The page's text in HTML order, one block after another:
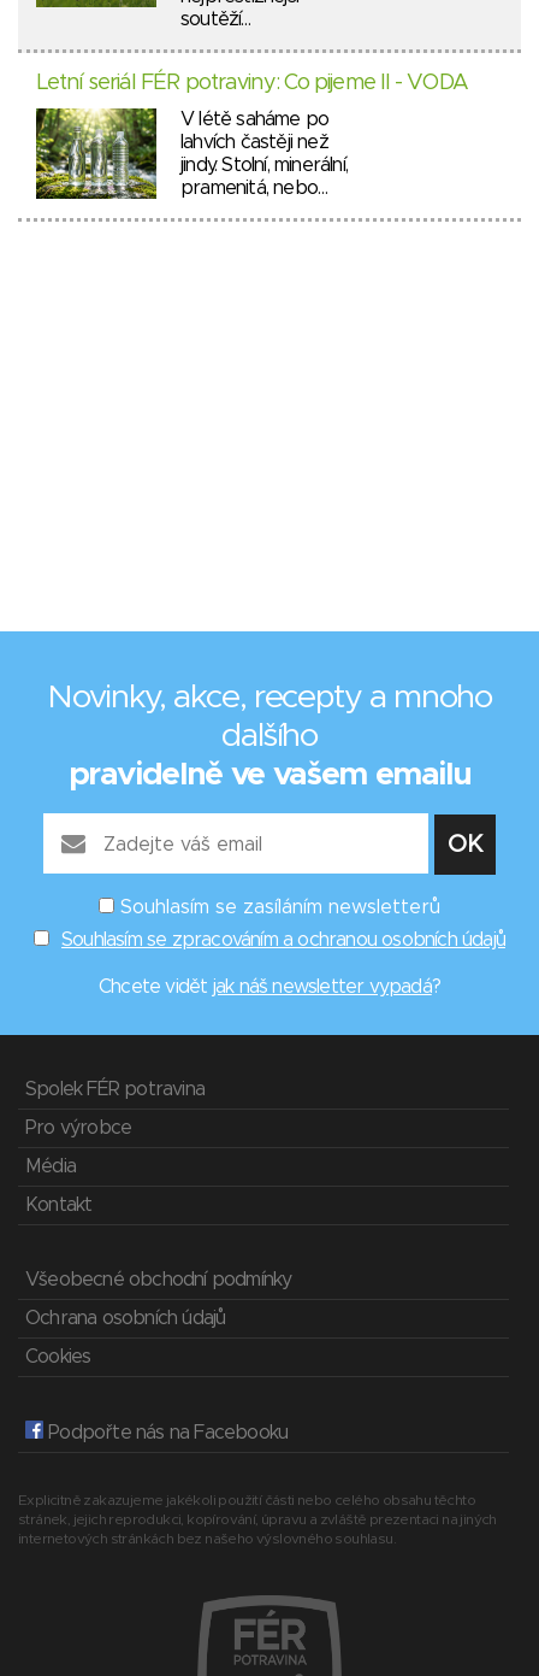
soutěží…
Letní seriál FÉR potraviny: Co pijeme II - VODA
V létě saháme po
lahvích častěji než
jindy. Stolní, minerální,
pramenitá, nebo…
Novinky, akce, recepty a mnoho
dalšího
pravidelně ve vašem emailu
Souhlasím se zasíláním newsletterů
Souhlasím se zpracováním a ochranou osobních údajů
Chcete vidět jak náš newsletter vypadá?
Spolek FÉR potravina
Pro výrobce
Média
Kontakt
Všeobecné obchodní podmínky
Ochrana osobních údajů
Cookies
Podpořte nás na Facebooku
Explicitně zakazujeme jakékoli použití části nebo celého obsahu těchto
stránek, jejich reprodukci, kopírování, úpravu a zvláště prezentaci na jiných
internetových stránkách bez našeho výslovného souhlasu.